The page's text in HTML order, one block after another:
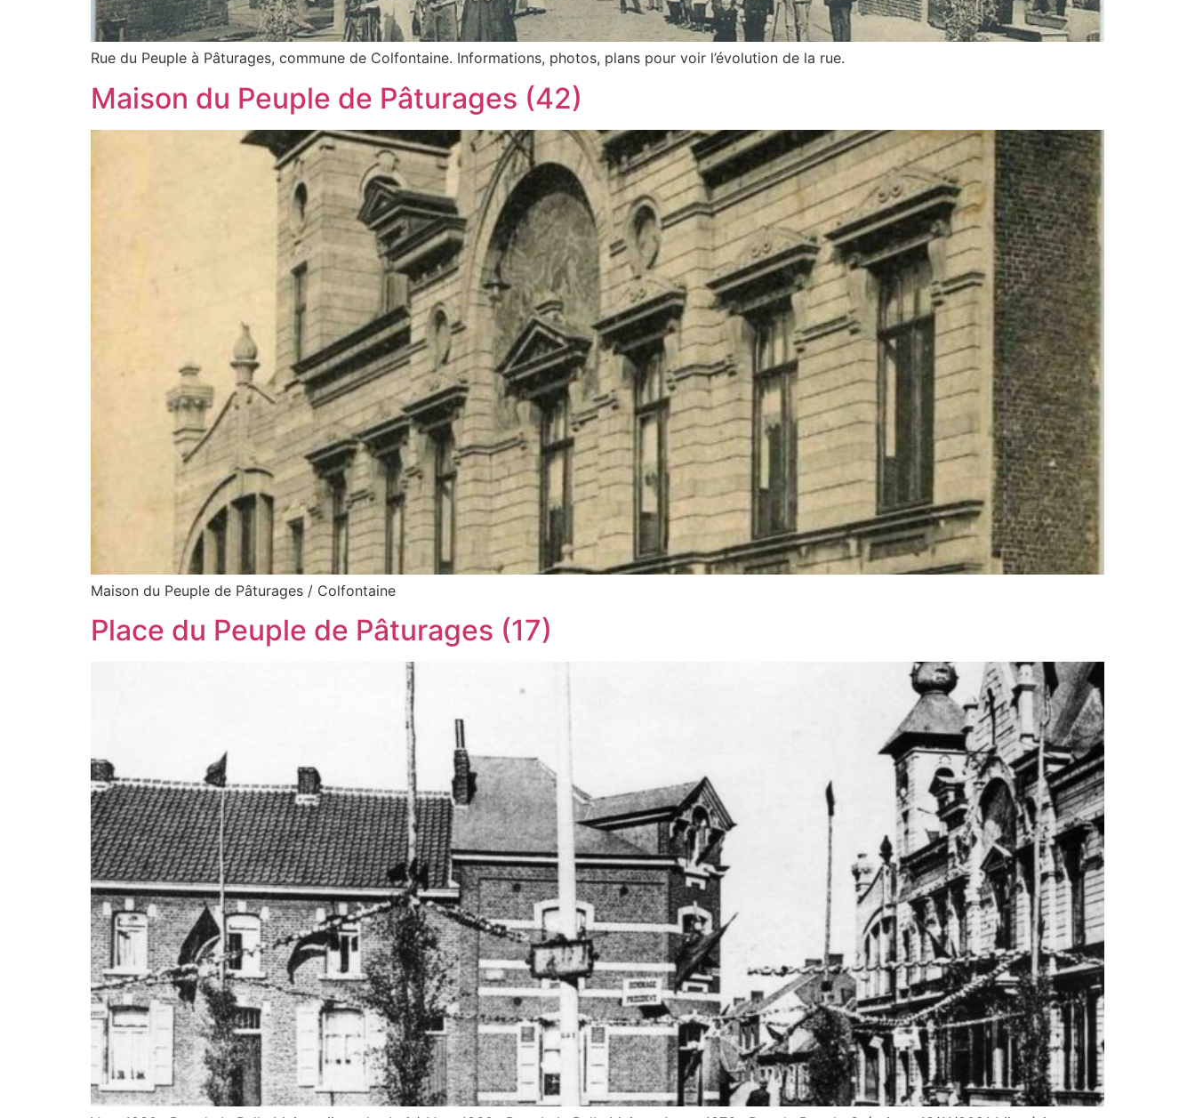
Rue du Peuple à Pâturages, commune de Colfontaine. Informations, photos, plans pour voir l’évolution de la rue.
Maison du Peuple de Pâturages (42)
Maison du Peuple de Pâturages / Colfontaine
Place du Peuple de Pâturages (17)